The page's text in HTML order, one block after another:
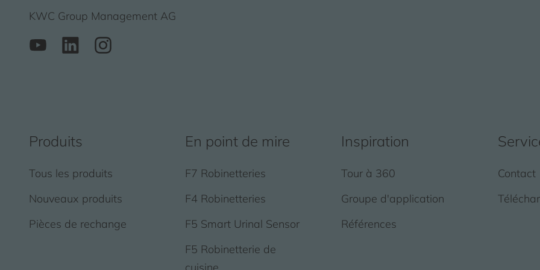
KWC Group Management AG
Produits
Tous les produits
Nouveaux produits
Pièces de rechange
En point de mire
F7 Robinetteries
F4 Robinetteries
F5 Smart Urinal Sensor
F5 Robinetterie de
Inspiration
Tour à 360
Groupe d'application
Références
Contact